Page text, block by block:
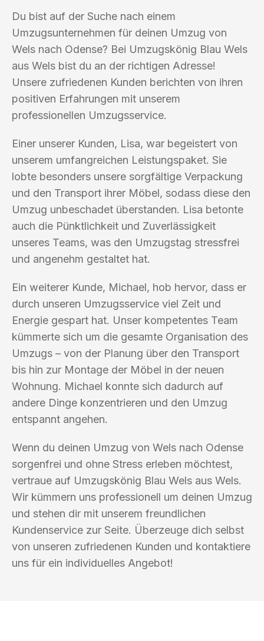
Du bist auf der Suche nach einem
Umzugsunternehmen für deinen Umzug von
Wels nach Odense? Bei Umzugskönig Blau Wels
aus Wels bist du an der richtigen Adresse!
Unsere zufriedenen Kunden berichten von ihren
positiven Erfahrungen mit unserem
professionellen Umzugsservice.
Einer unserer Kunden, Lisa, war begeistert von
unserem umfangreichen Leistungspaket. Sie
lobte besonders unsere sorgfältige Verpackung
und den Transport ihrer Möbel, sodass diese den
Umzug unbeschadet überstanden. Lisa betonte
auch die Pünktlichkeit und Zuverlässigkeit
unseres Teams, was den Umzugstag stressfrei
und angenehm gestaltet hat.
Ein weiterer Kunde, Michael, hob hervor, dass er
durch unseren Umzugsservice viel Zeit und
Energie gespart hat. Unser kompetentes Team
kümmerte sich um die gesamte Organisation des
Umzugs – von der Planung über den Transport
bis hin zur Montage der Möbel in der neuen
Wohnung. Michael konnte sich dadurch auf
andere Dinge konzentrieren und den Umzug
entspannt angehen.
Wenn du deinen Umzug von Wels nach Odense
sorgenfrei und ohne Stress erleben möchtest,
vertraue auf Umzugskönig Blau Wels aus Wels.
Wir kümmern uns professionell um deinen Umzug
und stehen dir mit unserem freundlichen
Kundenservice zur Seite. Überzeuge dich selbst
von unseren zufriedenen Kunden und kontaktiere
uns für ein individuelles Angebot!